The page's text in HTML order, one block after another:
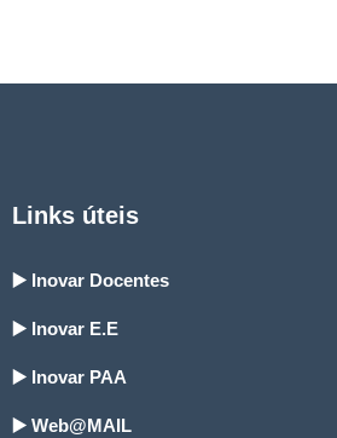
Links úteis
▶️ Inovar Docentes
▶️ Inovar E.E
▶️ Inovar PAA
▶️ Web@MAIL